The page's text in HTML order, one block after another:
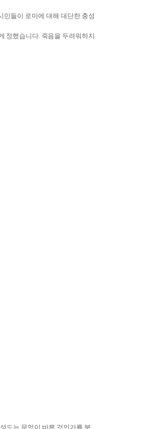
민들이 로마에 대해 대단한 충성
정했습니다. 죽음을 두려워하지
도는 무엇이 바른 것인가를 분